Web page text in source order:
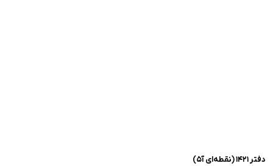
دفتر ۱۴۲۱ (نقطه‌ای آ۵)